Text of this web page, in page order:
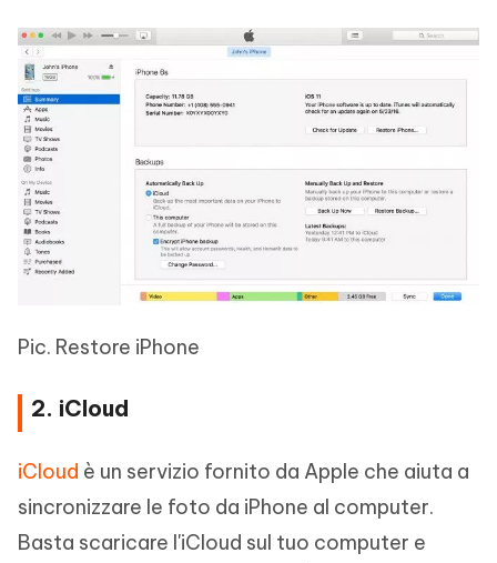
Pic. Restore iPhone
2. iCloud
iCloud è un servizio fornito da Apple che aiuta a
sincronizzare le foto da iPhone al computer.
Basta scaricare l'iCloud sul tuo computer e